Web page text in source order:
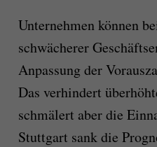
Unternehmen können
schwächerer
Anpassung der
Das verhindert
schmälert aber die
Stuttgart sank die